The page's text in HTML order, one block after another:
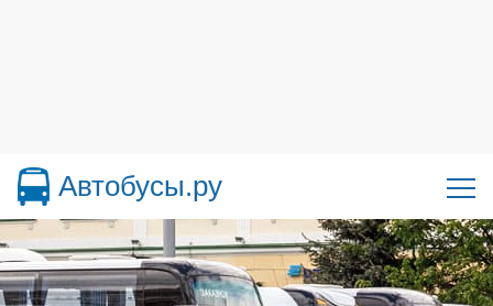
Автобусы.ру